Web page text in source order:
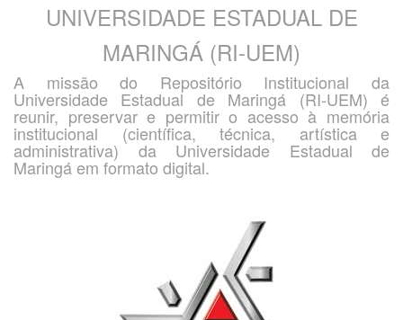
UNIVERSIDADE ESTADUAL DE
MARINGÁ (RI-UEM)
A missão do Repositório Institucional da
Universidade Estadual de Maringá (RI-UEM) é
reunir, preservar e permitir o acesso à memória
institucional (científica, técnica, artística e
administrativa) da Universidade Estadual de
Maringá em formato digital.